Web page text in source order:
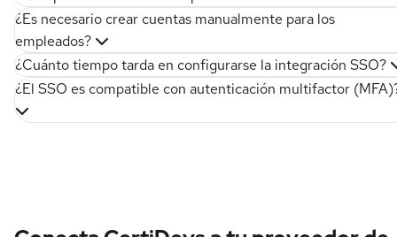
¿Es necesario crear cuentas manualmente para los
empleados?
¿Cuánto tiempo tarda en configurarse la integración SSO?
¿El SSO es compatible con autenticación multifactor